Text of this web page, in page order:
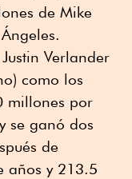
de Mike
Verlander
como los
millones por
se ganó dos
de
años y 213.5